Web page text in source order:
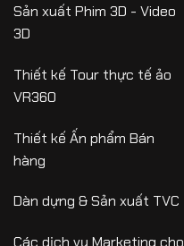
Sản xuất Phim 3D - Video
3D
Thiết kế Tour thực tế ảo
VR360
Thiết kế Ấn phẩm Bán
hàng
Dàn dựng & Sản xuất TVC
Các dịch vụ Marketing cho